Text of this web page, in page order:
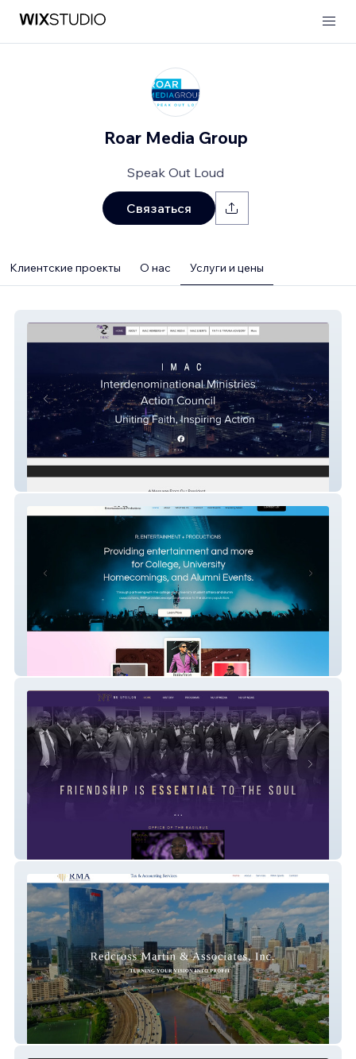
Roar Media Group
Speak Out Loud
Связаться
Клиентские проекты О нас Услуги и цены
IMACDEL
REntertainment & Productions
Redcross, Martin